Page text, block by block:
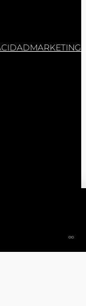
∞
MARKETING